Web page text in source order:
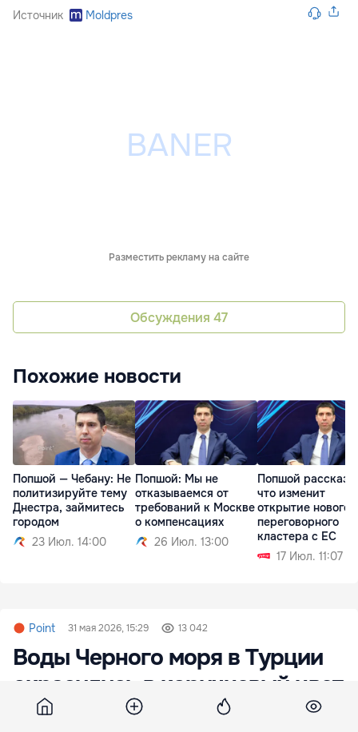
Источник Moldpres
Разместить рекламу на сайте
Обсуждения 47
Похожие новости
Попшой — Чебану: Не
политизируйте тему
Днестра, займитесь
городом
23 Июл. 14:00
Попшой: Мы не
отказываемся от
требований к Москве
о компенсациях
26 Июл. 13:00
Попшой
что изменит
открытие нового
переговорного
кластера с ЕС
17 Июл. 11:07
Point 31 мая 2026, 15:29 13 042
Воды Черного моря в Турции
окрасились в коричневый цвет
после ливня